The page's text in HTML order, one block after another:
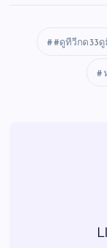
#ดูทีวีกด33ดู